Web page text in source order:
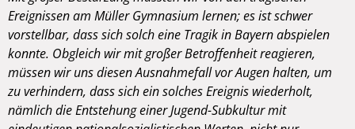
Ereignissen am Müller Gymnasium lernen; es ist schwer
vorstellbar, dass sich solch eine Tragik in Bayern abspielen
konnte. Obgleich wir mit großer Betroffenheit reagieren,
müssen wir uns diesen Ausnahmefall vor Augen halten, um
zu verhindern, dass sich ein solches Ereignis wiederholt,
nämlich die Entstehung einer Jugend-Subkultur mit